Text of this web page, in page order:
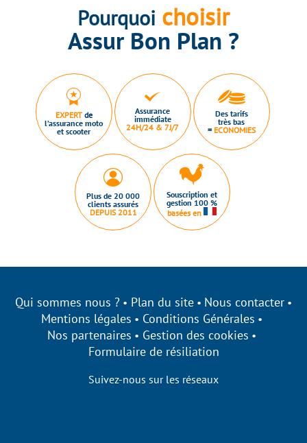
Pourquoi choisir
Assur Bon Plan ?
EXPERTde
l’assurance moto
et scooter
Assurance
immédiate
24H/24 & 7J/7
Des tarifs
très bas
= ECONOMIES
Plus de 20 000
clients assurés
DEPUIS 2011
Souscription et
gestion 100 %
basées en
Qui sommes nous ? Plan du site
Nous contacter
Mentions légales
Conditions Générales
Nos partenaires
Gestion des cookies
Formulaire de résiliation
Suivez-nous sur les réseaux